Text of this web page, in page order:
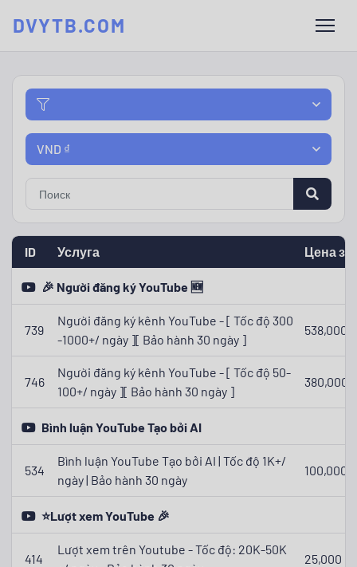
DVYTB.COM
VND ₫
ID Услуга Цена за
🎉 Người đăng ký YouTube 🆕
739
Người đăng ký kênh YouTube - [ Tốc độ 300
-1000+/ ngày ][ Bảo hành 30 ngày ]
538,000 ₫
746
Người đăng ký kênh YouTube - [ Tốc độ 50-
100+/ ngày ][ Bảo hành 30 ngày ]
380,000 ₫
Bình luận YouTube Tạo bởi AI
534
Bình luận YouTube Tạo bởi AI | Tốc độ 1K+/
ngày | Bảo hành 30 ngày
100,000 ₫
⭐Lượt xem YouTube 🎉
414
Lượt xem trên Youtube - Tốc độ: 20K-50K
25,000 ₫